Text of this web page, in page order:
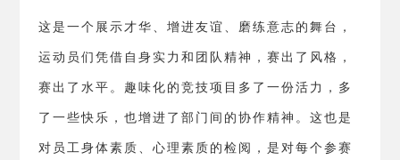
这是一个展示才华、增进友谊、磨练意志的舞台，
运动员们凭借自身实力和团队精神，赛出了风格，
赛出了水平。趣味化的竞技项目多了一份活力，多
了一些快乐，也增进了部门间的协作精神。这也是
对员工身体素质、心理素质的检阅，是对每个参赛